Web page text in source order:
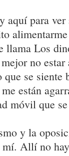
aquí para
llama Los
no
se siente
están
móvil que
y la
Allí no